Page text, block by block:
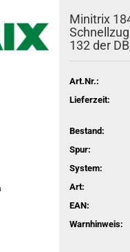
Minitrix
132 der
Art.Nr.:
Lieferzeit:
Bestand:
Spur:
System:
Art:
EAN:
Warnhinweis: